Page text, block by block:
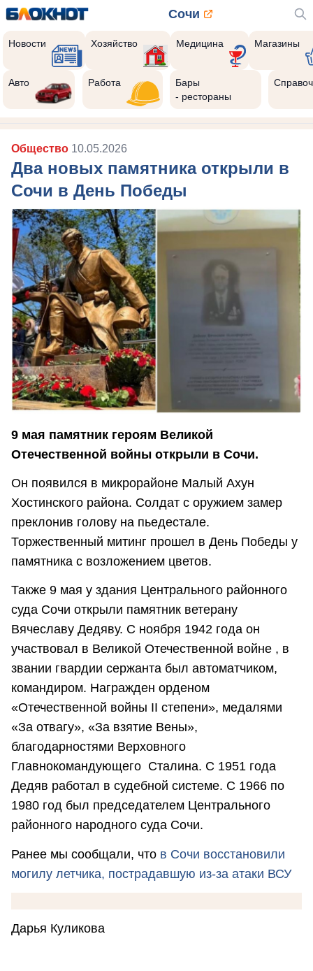
Сочи
Новости Хозяйство Медицина Магазины
Авто Работа
Бары
- рестораны
Общество 10.05.2026
Два новых памятника открыли в
Сочи в День Победы
9 мая памятник героям Великой
Отечественной войны открыли в Сочи.
Он появился в микрорайоне Малый Ахун
Хостинского района. Солдат с оружием замер
преклонив голову на пьедестале.
Торжественный митинг прошел в День Победы у
памятника с возложением цветов.
Также 9 мая у здания Центрального районного
суда Сочи открыли памятник ветерану
Вячеславу Дедяву. С ноября 1942 года он
участвовал в Великой Отечественной войне , в
звании гвардии сержанта был автоматчиком,
командиром. Награжден орденом
«Отечественной войны II степени», медалями
«За отвагу», «За взятие Вены»,
благодарностями Верховного
Главнокомандующего Сталина. С 1951 года
Дедяв работал в судебной системе. С 1966 по
1980 год был председателем Центрального
районного народного суда Сочи.
Ранее мы сообщали, что в Сочи восстановили
могилу летчика, пострадавшую из-за атаки ВСУ
Дарья Куликова